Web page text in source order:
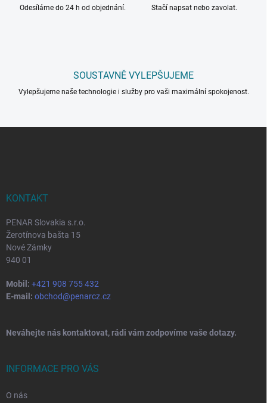
Odesíláme do 24 h od objednání. Stačí napsat nebo zavolat.
SOUSTAVNĚ VYLEPŠUJEME
Vylepšujeme naše technologie i služby pro vaši maximální spokojenost.
KONTAKT
PENAR Slovakia s.r.o.
Žerotínova bašta 15
Nové Zámky
940 01
Mobil: +421 908 755 432
E-mail: obchod@penarcz.cz
Neváhejte nás kontaktovat, rádi vám zodpovíme vaše dotazy.
INFORMACE PRO VÁS
O nás